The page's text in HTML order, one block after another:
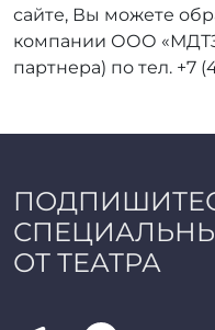
сайте, Вы можете
компании ООО
партнера) по тел. +7
ОТ ТЕАТРА